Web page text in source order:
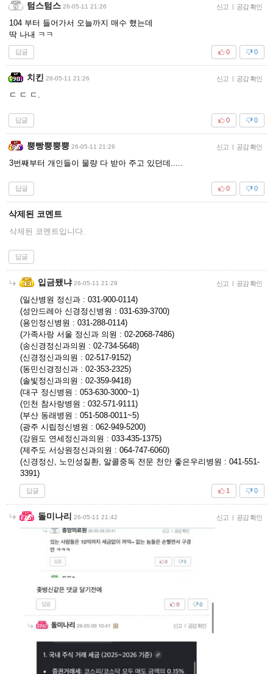
텀스텀스 26-05-11 21:26 신고 | 공감 확인
104 부터 들어가서 오늘까지 매수 했는데
딱 나내 ㅋㅋ
답글 0
0
치킨 26-05-11 21:26 신고 | 공감 확인
ㄷ ㄷ ㄷ.
답글 0
0
뿡빵뿡뿡뿡 26-05-11 21:26 신고 | 공감 확인
3번째부터 개인들이 물량 다 받아 주고 있던데.....
답글 0
0
삭제된 코멘트
삭제된 코멘트입니다.
답글
입금됐냐 26-05-11 21:29 신고 | 공감 확인
(일산병원 정신과 : 031-900-0114)
(성안드레아 신경정신병원 : 031-639-3700)
(용인정신병원 : 031-288-0114)
(가족사랑 서울 정신과 의원 : 02-2068-7486)
(송신경정신과의원 : 02-734-5648)
(신경정신과의원 : 02-517-9152)
(동민신경정신과 : 02-353-2325)
(솔빛정신과의원 : 02-359-9418)
(대구 정신병원 : 053-630-3000~1)
(인천 참사랑병원 : 032-571-9111)
(부산 동래병원 : 051-508-0011~5)
(광주 시립정신병원 : 062-949-5200)
(강원도 연세정신과의원 : 033-435-1375)
(제주도 서상원정신과의원 : 064-747-6060)
(신경정신, 노인성질환, 알콜중독 전문 천안 좋은우리병원 : 041-551-
3391)
답글 0
1
돌미나리 26-05-11 21:42 신고 | 공감 확인